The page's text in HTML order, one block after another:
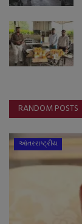
RANDOM POSTS
સ્વાસ્થ્ય